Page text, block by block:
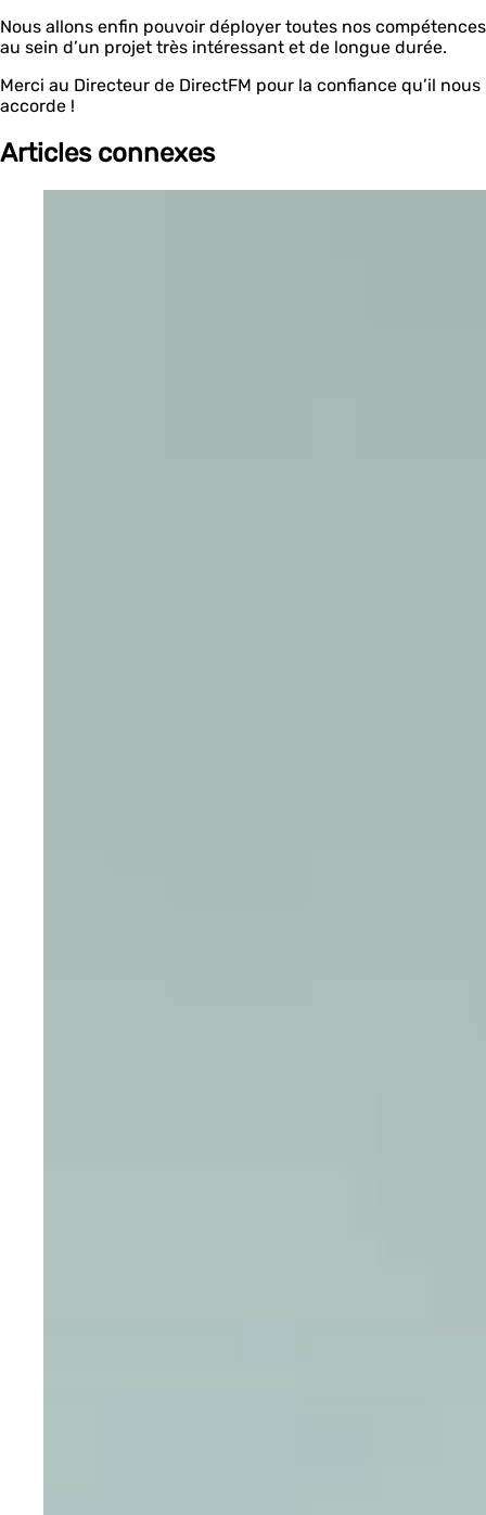
Nous allons enfin pouvoir déployer toutes nos compétences
au sein d’un projet très intéressant et de longue durée.
Merci au Directeur de DirectFM pour la confiance qu’il nous
accorde !
Articles connexes